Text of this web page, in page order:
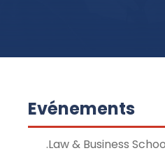
Evénements
Law & Business